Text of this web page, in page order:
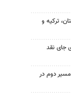
ترکیه و
جای نقد
دوم در